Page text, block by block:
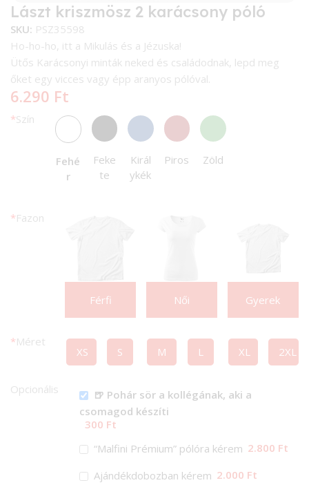
Lászt kriszmösz 2 karácsony póló
SKU: PSZ35598
Ho-ho-ho, itt a Mikulás és a Jézuska!
Ütős Karácsonyi minták neked és családodnak, lepd meg
őket egy vicces vagy épp aranyos pólóval.
6.290 Ft
*Szín
Fehé
r
Feke
te
Királ
ykék
Piros Zöld
*Fazon
Férfi Női Gyerek
*Méret
XS S M L XL 2XL
Opcionális
🍺 Pohár sör a kollégának, aki a
csomagod készíti
300 Ft
“Malfini Prémium” pólóra kérem 2.800 Ft
Ajándékdobozban kérem 2.000 Ft